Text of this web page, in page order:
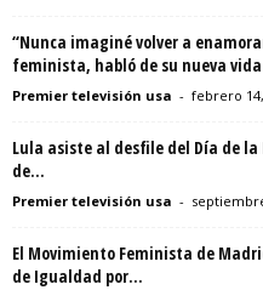
“Nunca imaginé volver a
feminista, habló de su nueva vida
Premier televisión usa - febrero
Lula asiste al desfile del Día de
de...
Premier televisión usa -
El Movimiento Feminista de
de Igualdad por...